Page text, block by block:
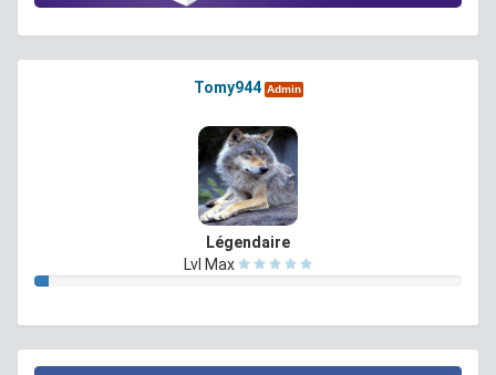
Tomy944 Admin
Légendaire
Lvl Max